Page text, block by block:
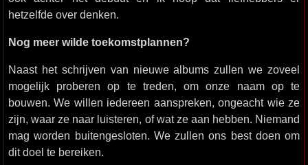
hetzelfde over denken.
Nog meer wilde toekomstplannen?
Naast het schrijven van nieuwe albums zullen we zoveel
mogelijk proberen op te treden, om onze naam op te
bouwen. We willen iedereen aanspreken, ongeacht wie ze
zijn, waar ze naar luisteren, of wat ze aan hebben. Niemand
mag worden buitengesloten. We zullen ons best doen om
dit doel te bereiken.